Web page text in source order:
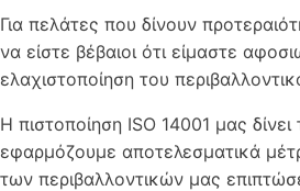
Για πελάτες που δίνουν
να είστε βέβαιοι ότι είμαστε
ελαχιστοποίηση του
Η πιστοποίηση ISO 14001 μας
εφαρμόζουμε αποτελεσματικά
των περιβαλλοντικών μας